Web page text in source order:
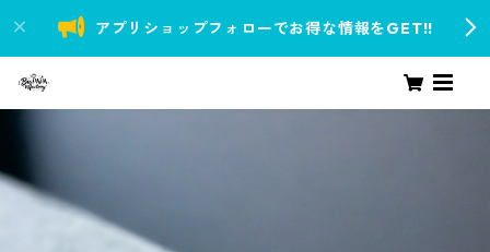
アプリショップフォローでお得な情報をGET!!